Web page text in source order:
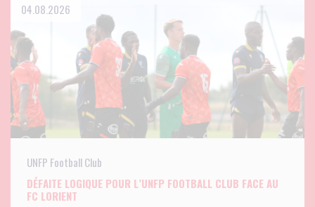
04.08.2026
UNFP Football Club
DÉFAITE LOGIQUE POUR L’UNFP FOOTBALL CLUB FACE AU
FC LORIENT